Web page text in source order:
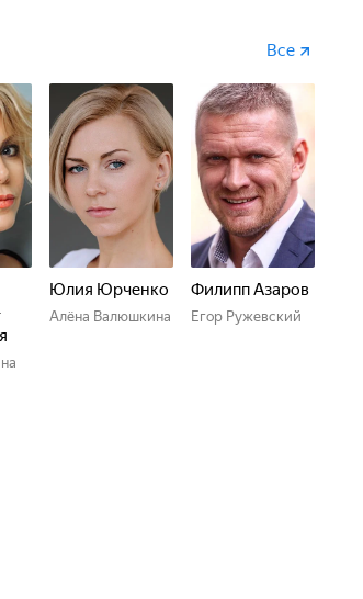
Все
Юлия Юрченко
Алёна Валюшкина
Филипп Азаров
Егор Ружевский